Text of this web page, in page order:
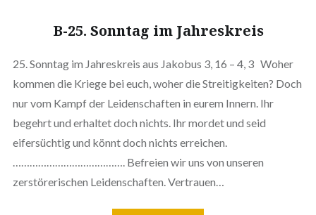
B-25. Sonntag im Jahreskreis
25. Sonntag im Jahreskreis aus Jakobus 3, 16 – 4, 3 Woher
kommen die Kriege bei euch, woher die Streitigkeiten? Doch
nur vom Kampf der Leidenschaften in eurem Innern. Ihr
begehrt und erhaltet doch nichts. Ihr mordet und seid
eifersüchtig und könnt doch nichts erreichen.
…………………………………. Befreien wir uns von unseren
zerstörerischen Leidenschaften. Vertrauen…